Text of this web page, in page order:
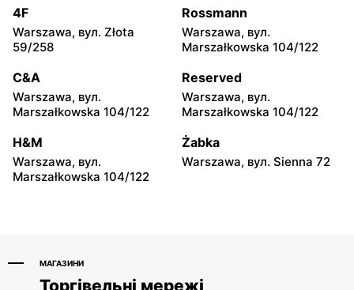
Warszawa, вул. Jana
Ciszewskiego 15
Warszawa, вул. Światowida
17
Triumph
Warszawa, вул. Belgradzka
46
Triumph
Warszawa, вул. Kazimierza
Szpotańskiego 4
Triumph
Łomianki, вул. Brukowa 25
Triumph
Warszawa, вул. Puławska
579
Triumph
4F
Warszawa, вул. Złota
59/258
Rossmann
Warszawa, вул.
Marszałkowska 104/122
C&A
Warszawa, вул.
Marszałkowska 104/122
Reserved
Warszawa, вул.
Marszałkowska 104/122
H&M
Warszawa, вул.
Marszałkowska 104/122
Żabka
Warszawa, вул. Sienna 72
МАГАЗИНИ
Торгівельні мережі